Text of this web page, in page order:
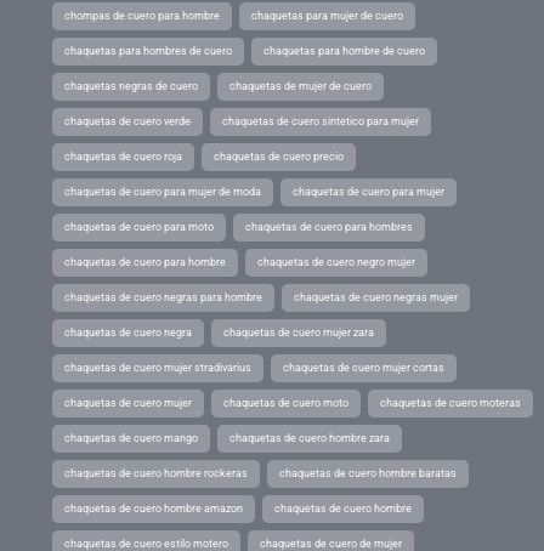
chompas de cuero para hombre chaquetas para mujer de cuero
chaquetas para hombres de cuero chaquetas para hombre de cuero
chaquetas negras de cuero chaquetas de mujer de cuero
chaquetas de cuero verde chaquetas de cuero sintetico para mujer
chaquetas de cuero roja chaquetas de cuero precio
chaquetas de cuero para mujer de moda chaquetas de cuero para mujer
chaquetas de cuero para moto chaquetas de cuero para hombres
chaquetas de cuero para hombre chaquetas de cuero negro mujer
chaquetas de cuero negras para hombre chaquetas de cuero negras mujer
chaquetas de cuero negra chaquetas de cuero mujer zara
chaquetas de cuero mujer stradivarius chaquetas de cuero mujer cortas
chaquetas de cuero mujer chaquetas de cuero moto chaquetas de cuero moteras
chaquetas de cuero mango chaquetas de cuero hombre zara
chaquetas de cuero hombre rockeras chaquetas de cuero hombre baratas
chaquetas de cuero hombre amazon chaquetas de cuero hombre
chaquetas de cuero estilo motero chaquetas de cuero de mujer